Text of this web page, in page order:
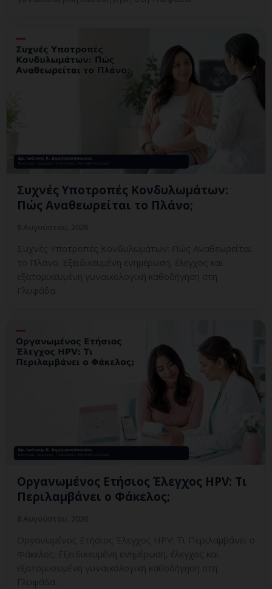
Συχνές Υποτροπές Κονδυλωμάτων:
Πώς Αναθεωρείται το Πλάνο;
Συχνές Υποτροπές Κονδυλωμάτων: Πώς Αναθεωρείται
το Πλάνο; Εξειδικευμένη ενημέρωση, έλεγχος και
εξατομικευμένη γυναικολογική καθοδήγηση στη
Γλυφάδα.
Οργανωμένος Ετήσιος Έλεγχος HPV: Τι
Περιλαμβάνει ο Φάκελος;
Οργανωμένος Ετήσιος Έλεγχος HPV: Τι Περιλαμβάνει ο
Φάκελος; Εξειδικευμένη ενημέρωση, έλεγχος και
εξατομικευμένη γυναικολογική καθοδήγηση στη
Γλυφάδα.